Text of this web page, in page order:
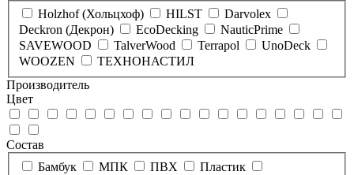
Holzhof (Хольцхоф)
HILST
Darvolex
Deckron (Декрон)
EcoDecking
NauticPrime
SAVEWOOD
TalverWood Terrapol
UnoDeck
WOOZEN
ТЕХНОНАСТИЛ
Производитель
Цвет
Состав
Бамбук
МПК ПВХ
Пластик